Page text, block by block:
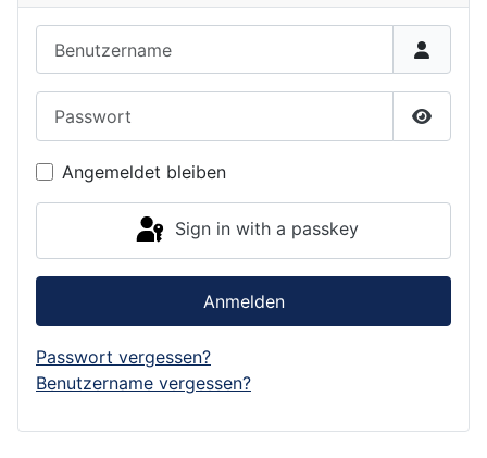
Show
Angemeldet bleiben
Sign in with a passkey
Anmelden
Passwort vergessen?
Benutzername vergessen?